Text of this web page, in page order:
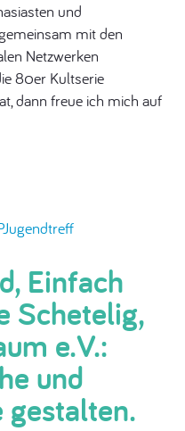
und
mit den
Netzwerken
80er Kultserie
dann freue ich mich auf
Einfach
Schetelig,
e.V.:
und
gestalten.